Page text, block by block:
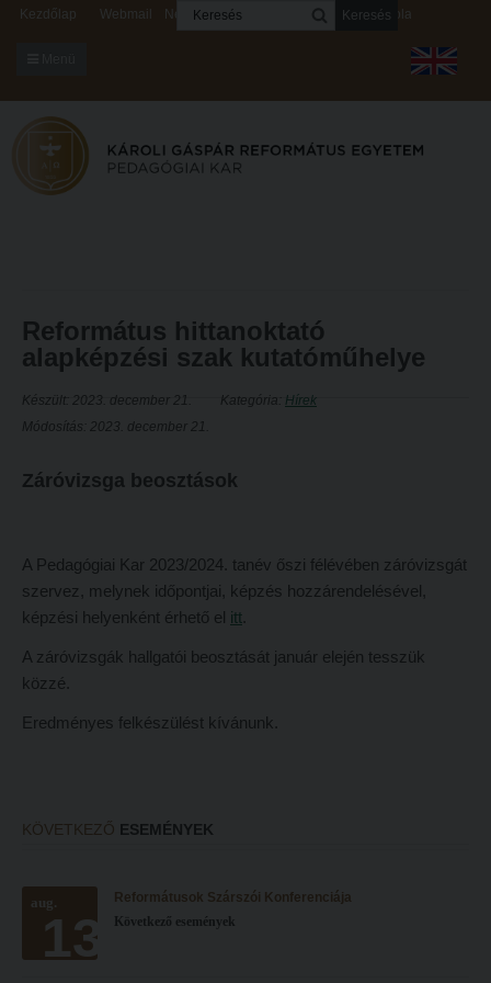
KARUNKRÓL
Dékáni Hivatal
Hitélet
Intézetek
Hittanoktató- és Kántorképző Intézet
Pedagógusképző Intézet
Gyakorlati és Továbbképzési Intézet
Szabályzatok
Rektori utasítások
Határozatok
Református Pedagógiai Intézet
Képzéseink
Képzési helyszínek
Kezdőlap Webmail Neptun Digitális rendszerek Kapcsolat
Keresés
Dékáni Hivatal
A kar vezetése
Intézményi lelkipásztor
Bizottságok
Hittanoktató- és Kántorképző Intézet
Pedagógusképző Intézet
Gyakorlati és Továbbképzési Intézet
Rektori utasítások
Nemzetközi mobilitás
Történeti áttekintés
Református hittanoktató
alapképzési szak kutatóműhelye
Készült: 2023. december 21.
Módosítás: 2023. december 21.
Kategória: Hírek
Záróvizsga beosztások
A Pedagógiai Kar 2023/2024. tanév őszi félévében záróvizsgát
szervez, melynek időpontjai, képzés hozzárendelésével,
képzési helyenként érhető el itt
A záróvizsgák hallgatói beosztását január elején tesszük
közzé.
Eredményes felkészülést kívánunk.
KÖVETKEZŐ ESEMÉNYEK
aug.
13
Reformátusok Szárszói Konferenciája
Következő események